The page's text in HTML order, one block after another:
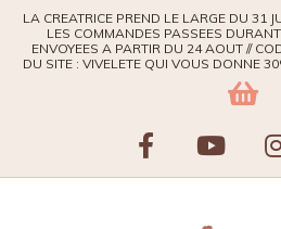
LA CREATRICE PREND LE LARGE DU 31
LES COMMANDES PASSEES
ENVOYEES A PARTIR DU 24 AOUT //
DU SITE : VIVELETE QUI VOUS DONNE
F
Y
I